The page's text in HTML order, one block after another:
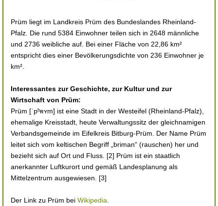
Prüm liegt im Landkreis Prüm des Bundeslandes Rheinland-
Pfalz. Die rund 5384 Einwohner teilen sich in 2648 männliche
und 2736 weibliche auf. Bei einer Fläche von 22,86 km²
entspricht dies einer Bevölkerungsdichte von 236 Einwohner je
km².
Interessantes zur Geschichte, zur Kultur und zur
Wirtschaft von Prüm:
Prüm [ˈpʰʀʏm] ist eine Stadt in der Westeifel (Rheinland-Pfalz),
ehemalige Kreisstadt, heute Verwaltungssitz der gleichnamigen
Verbandsgemeinde im Eifelkreis Bitburg-Prüm. Der Name Prüm
leitet sich vom keltischen Begriff „briman“ (rauschen) her und
bezieht sich auf Ort und Fluss. [2] Prüm ist ein staatlich
anerkannter Luftkurort und gemäß Landesplanung als
Mittelzentrum ausgewiesen. [3]
Der Link zu Prüm bei Wikipedia